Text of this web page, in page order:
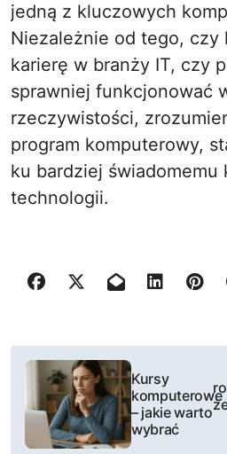
jedną z kluczowych
Niezależnie od tego, czy
karierę w branży IT, czy
sprawniej funkcjonować
rzeczywistości,
program komputerowy,
ku bardziej świadomemu
technologii.
N
w
Kursy
komputerowe
– jakie warto
wybrać